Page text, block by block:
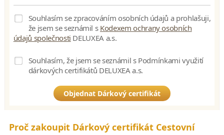
Souhlasím se zpracováním osobních údajů a prohlašuji,
že jsem se seznámil s Kodexem ochrany osobních
údajů společnosti DELUXEA a.s.
Souhlasím, že jsem se seznámil s Podmínkami využití
dárkových certifikátů DELUXEA a.s.
Proč zakoupit Dárkový certifikát Cestovní